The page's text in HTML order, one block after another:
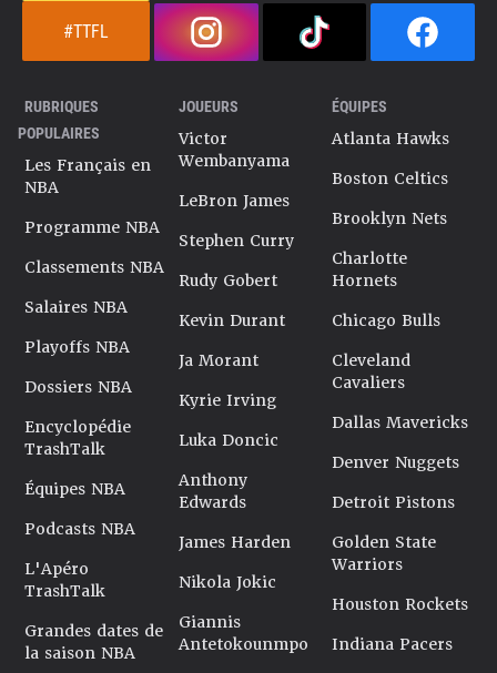
#TTFL
RUBRIQUES
POPULAIRES
Les Français en
NBA
Programme NBA
Classements NBA
Salaires NBA
Playoffs NBA
Dossiers NBA
Encyclopédie
TrashTalk
Équipes NBA
Podcasts NBA
L'Apéro
TrashTalk
Grandes dates de
la saison NBA
JOUEURS
Victor
Wembanyama
LeBron James
Stephen Curry
Rudy Gobert
Kevin Durant
Ja Morant
Kyrie Irving
Luka Doncic
Anthony
Edwards
James Harden
Nikola Jokic
Giannis
Antetokounmpo
ÉQUIPES
Atlanta Hawks
Boston Celtics
Brooklyn Nets
Charlotte
Hornets
Chicago Bulls
Cleveland
Cavaliers
Dallas Mavericks
Denver Nuggets
Detroit Pistons
Golden State
Warriors
Houston Rockets
Indiana Pacers